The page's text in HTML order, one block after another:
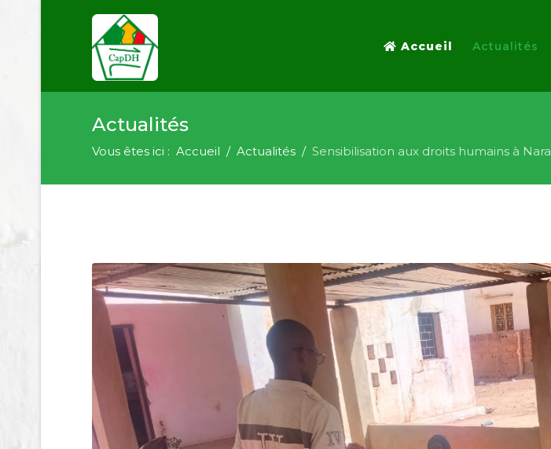
Accueil Actualités
Actualités
Vous êtes ici : Accueil Actualités Sensibilisation aux droits humains à Nara